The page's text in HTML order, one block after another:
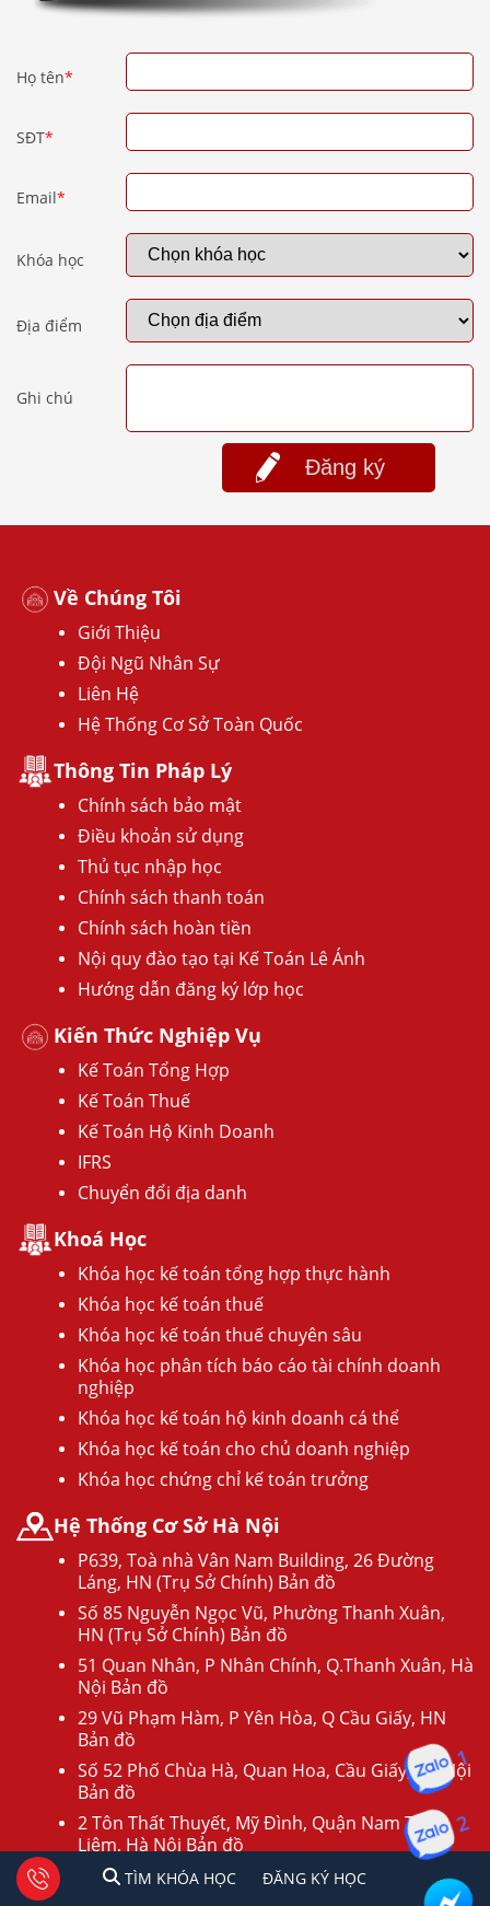
Họ tên*
SĐT*
Email*
Khóa học
Địa điểm
Ghi chú
Đăng ký
Về Chúng Tôi
Giới Thiệu
Đội Ngũ Nhân Sự
Liên Hệ
Hệ Thống Cơ Sở Toàn Quốc
Thông Tin Pháp Lý
Chính sách bảo mật
Điều khoản sử dụng
Thủ tục nhập học
Chính sách thanh toán
Chính sách hoàn tiền
Nội quy đào tạo tại Kế Toán Lê Ánh
Hướng dẫn đăng ký lớp học
Kiến Thức Nghiệp Vụ
Kế Toán Tổng Hợp
Kế Toán Thuế
Kế Toán Hộ Kinh Doanh
IFRS
Chuyển đổi địa danh
Khoá Học
Khóa học kế toán tổng hợp thực hành
Khóa học kế toán thuế
Khóa học kế toán thuế chuyên sâu
Khóa học phân tích báo cáo tài chính doanh
nghiệp
Khóa học kế toán hộ kinh doanh cá thể
Khóa học kế toán cho chủ doanh nghiệp
Khóa học chứng chỉ kế toán trưởng
Hệ Thống Cơ Sở Hà Nội
P639, Toà nhà Vân Nam Building, 26 Đường
Láng, HN (Trụ Sở Chính) Bản đồ
Số 85 Nguyễn Ngọc Vũ, Phường Thanh Xuân,
HN (Trụ Sở Chính) Bản đồ
51 Quan Nhân, P Nhân Chính, Q.Thanh Xuân, Hà
Nội Bản đồ
29 Vũ Phạm Hàm, P Yên Hòa, Q Cầu Giấy, HN
Bản đồ
Số 52 Phố Chùa Hà, Quan Hoa, Cầu Giấy, Hà Nội
Bản đồ
2 Tôn Thất Thuyết, Mỹ Đình, Quận Nam Từ
Liêm, Hà Nội Bản đồ
Hệ Thống Cơ Cở TPHCM
TÌM KHÓA HỌC ĐĂNG KÍ HỌC
1 2 Tư vấn facebook
TÌM KHÓA HỌC ĐĂNG KÝ HỌC
1
2